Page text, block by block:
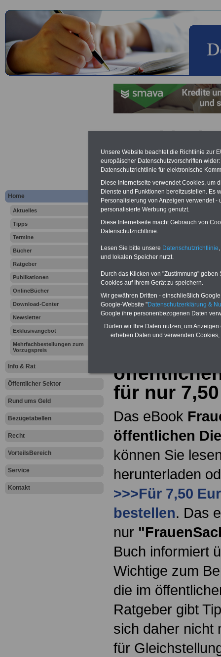
Home
Aktuelles
Tipps
Termine
Bücher
Ratgeber
Publikationen
OnlineBücher
Download-Center
Newsletter
Exklusivangebot
Mehrfachbestellungen zum
Vorzugspreis
Info & Rat
Öffentlicher Sektor
Rund ums Geld
Bezügetabellen
Recht
VorteilsBereich
Service
Kontakt
Lexikon für
A B
C
K
L M N O P
.
Hier bieten wir
ein
erläutern wir"
Erkrankungen".
für nur
Das eBook
öffentlichen
können Sie
herunterladen
>>>Für 7,50
bestellen. Das
nur
Buch informiert
Wichtige zum
die im
Ratgeber gibt
sich daher nicht
für
Unsere Website beachtet die Richtlinie zur
europäischer Datenschutzvorschriften
Datenschutzrichtlinie für elektronische
Diese Internetseite verwendet Cookies, um
Dienste und Funktionen bereitzustellen. Es
Personalisierung von Anzeigen verwendet
personalisierte Werbung genutzt.
Diese Internetseite macht Gebrauch von
Datenschutzrichtlinie.
Lesen Sie bitte unsere Datenschutzrichtlinie
und lokalen Speicher nutzt.
Durch das Klicken von "Zustimmung"
Cookies auf Ihrem Gerät zu speichern.
Wir gewähren Dritten - einschließlich
Google-Website "Datenschutzerklärung &
Google ihre personenbezogenen Daten
Dürfen wir Ihre Daten nutzen, um
erheben Daten und verwenden